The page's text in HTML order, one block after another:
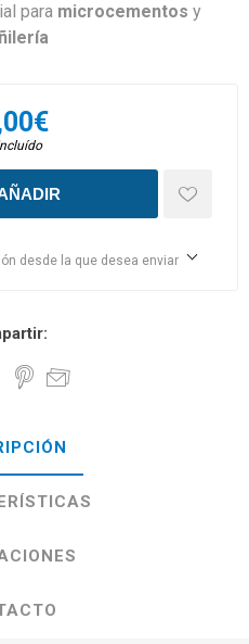
para microcementos y
desde la que desea enviar